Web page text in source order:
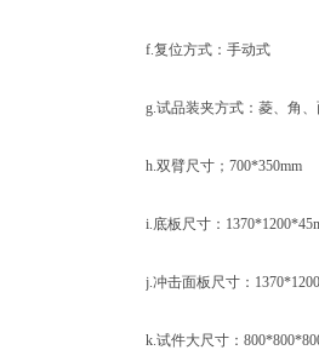
f.复位方式：手动式
g.试品装夹方式：菱、角
h.双臂尺寸；700*350mm
i.底板尺寸：
j.冲击面板尺寸：1370*1200
k.试件大尺寸：